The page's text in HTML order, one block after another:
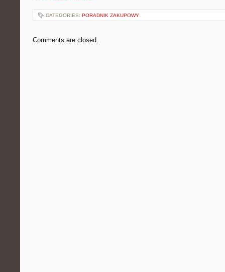
CATEGORIES: PORADNIK ZAKUPOWY
Comments are closed.